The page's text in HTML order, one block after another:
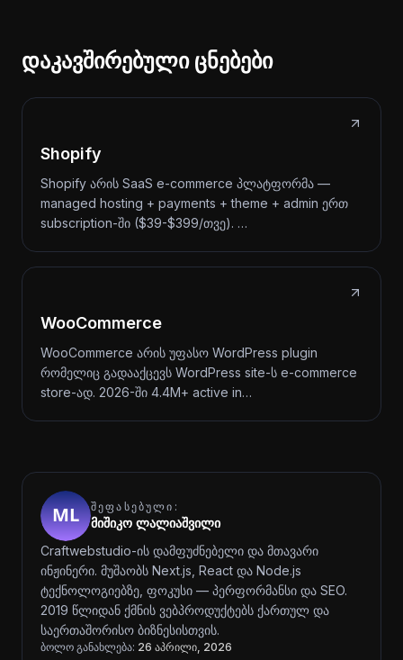
დაკავშირებული ცნებები
Shopify
Shopify არის SaaS e-commerce პლატფორმა —
managed hosting + payments + theme + admin ერთ
subscription-ში ($39-$399/თვე). …
WooCommerce
WooCommerce არის უფასო WordPress plugin
რომელიც გადააქცევს WordPress site-ს e-commerce
store-ად. 2026-ში 4.4M+ active in…
ᲨᲔᲤᲐᲡᲔᲑᲣᲚᲘ:
მიშიკო ლალიაშვილი
Craftwebstudio-ის დამფუძნებელი და მთავარი
ინჟინერი. მუშაობს Next.js, React და Node.js
ტექნოლოგიებზე, ფოკუსი — პერფორმანსი და SEO.
2019 წლიდან ქმნის ვებპროდუქტებს ქართულ და
საერთაშორისო ბიზნესისთვის.
ბოლო განახლება: 26 აპრილი, 2026